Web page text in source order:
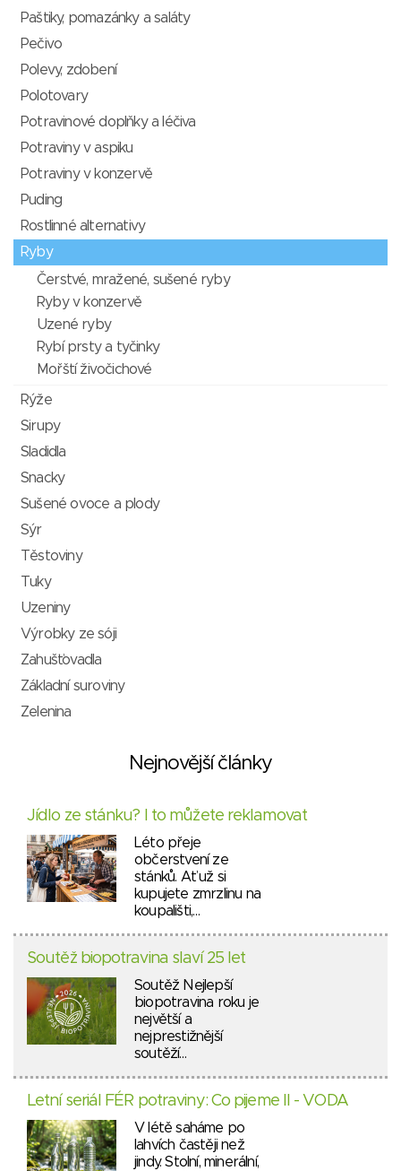
Paštiky, pomazánky a saláty
Pečivo
Polevy, zdobení
Polotovary
Potravinové doplňky a léčiva
Potraviny v aspiku
Potraviny v konzervě
Puding
Rostlinné alternativy
Ryby
Čerstvé, mražené, sušené ryby
Ryby v konzervě
Uzené ryby
Rybí prsty a tyčinky
Mořští živočichové
Rýže
Sirupy
Sladidla
Snacky
Sušené ovoce a plody
Sýr
Těstoviny
Tuky
Uzeniny
Výrobky ze sóji
Zahušťovadla
Základní suroviny
Zelenina
Nejnovější články
Jídlo ze stánku? I to můžete reklamovat
Léto přeje
občerstvení ze
stánků. Ať už si
kupujete zmrzlinu na
koupališti,…
Soutěž biopotravina slaví 25 let
Soutěž Nejlepší
biopotravina roku je
největší a
nejprestižnější
soutěží…
Letní seriál FÉR potraviny: Co pijeme II - VODA
V létě saháme po
lahvích častěji než
jindy. Stolní, minerální,